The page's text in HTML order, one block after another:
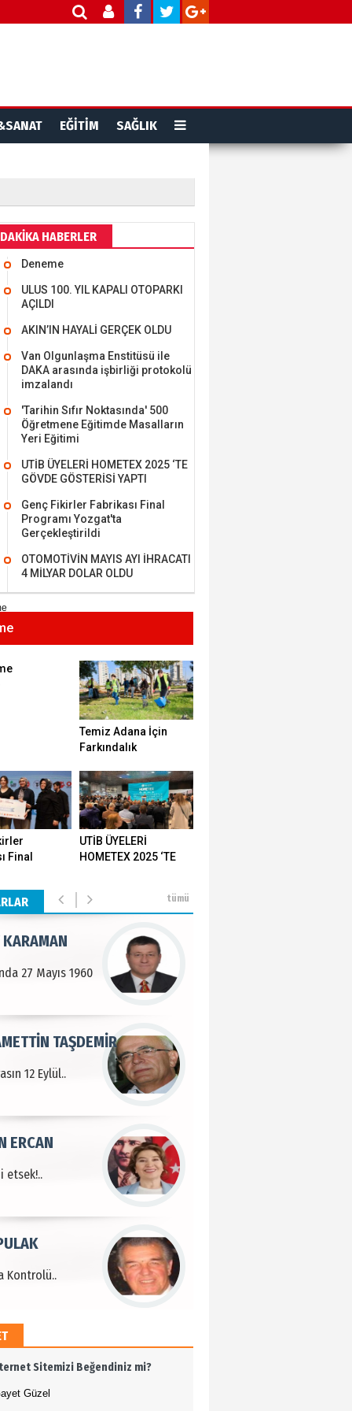
EĞİTİM SAĞLIK
HABERLER
Deneme
ULUS 100. YIL KAPALI OTOPARKI
AÇILDI
AKIN’IN HAYALİ GERÇEK OLDU
Van Olgunlaşma Enstitüsü ile
DAKA arasında işbirliği protokolü
imzalandı
'Tarihin Sıfır Noktasında' 500
Öğretmene Eğitimde Masalların
Yeri Eğitimi
UTİB ÜYELERİ HOMETEX 2025 ‘TE
GÖVDE GÖSTERİSİ YAPTI
Genç Fikirler Fabrikası Final
Programı Yozgat'ta
Gerçekleştirildi
OTOMOTİVİN MAYIS AYI İHRACATI
4 MİLYAR DOLAR OLDU
Temiz Adana İçin
Farkındalık
Final
UTİB ÜYELERİ
HOMETEX 2025 ‘TE
tümü
Bilim İnsanı Tosun
Saygı..
ÖZDEMİR
- Sağlık turizminde
BULUZ
Ulusumuz:
KEMAL ZEYBEK
Köy
27 Mayıs 1960
12 Eylül..
TAŞDEMİR
etsek!..
ERCAN
Kontrolü..
Bilim İnsanı Tosun
Saygı..
ÖZDEMİR
Sitemizi Beğendiniz mi?
Güzel